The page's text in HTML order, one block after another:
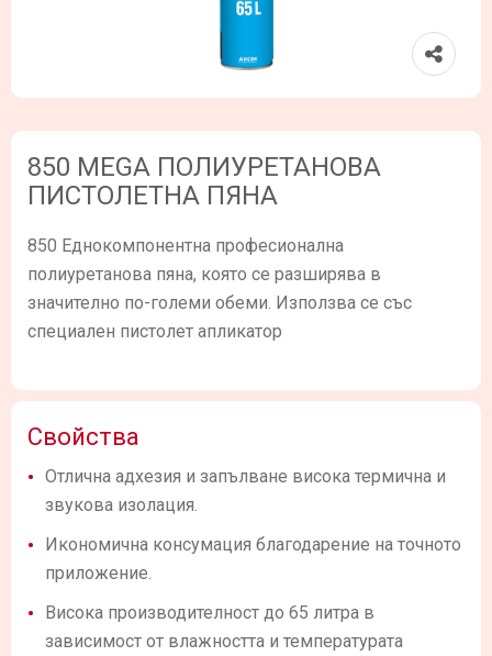
850 MEGA ПОЛИУРЕТАНОВА
ПИСТОЛЕТНА ПЯНА
850 Еднокомпонентна професионална
полиуретанова пяна, която се разширява в
значително по-големи обеми. Използва се със
специален пистолет апликатор
Свойства
Отлична адхезия и запълване висока термична и
звукова изолация.
Икономична консумация благодарение на точното
приложение.
Висока производителност до 65 литра в
зависимост от влажността и температурата